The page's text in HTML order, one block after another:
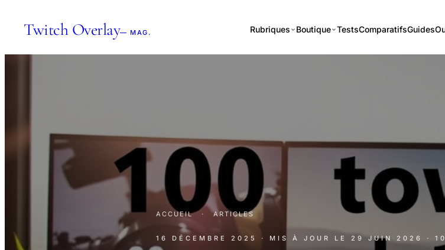
Twitch Overlay— MAG. Rubriques Boutique TestsComparatifsGuides
ACCUEIL · ARTICLES
16 DÉCEMBRE 2025 · MIS À JOUR LE 29 JUIN 2026 ·